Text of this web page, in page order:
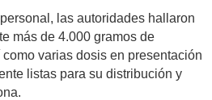
las autoridades hallaron
más de 4.000 gramos de
varias dosis en presentación
listas para su distribución y